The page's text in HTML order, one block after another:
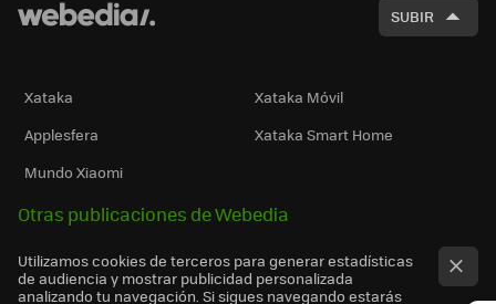
SUBIR
Xataka
Xataka Móvil
Applesfera
Xataka Smart Home
Mundo Xiaomi
Otras publicaciones de Webedia
Utilizamos cookies de terceros para generar estadísticas
de audiencia y mostrar publicidad personalizada
analizando tu navegación. Si sigues navegando estarás